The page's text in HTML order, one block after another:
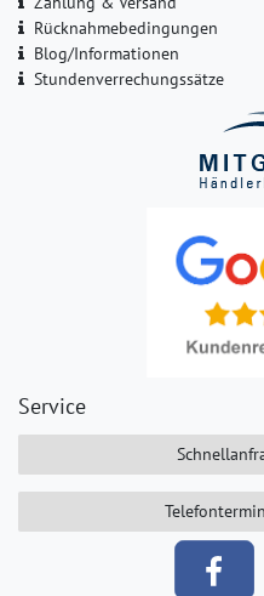
Rücknahmebedingungen
Blog/Informationen
Stundenverrechungssätze
Service